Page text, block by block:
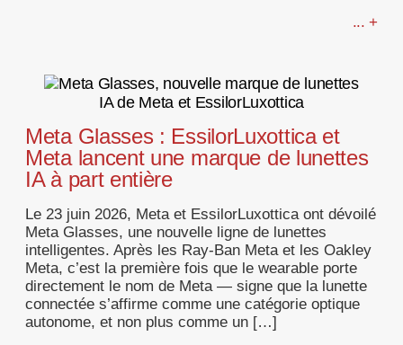
... +
Meta Glasses : EssilorLuxottica et
Meta lancent une marque de lunettes
IA à part entière
Le 23 juin 2026, Meta et EssilorLuxottica ont dévoilé
Meta Glasses, une nouvelle ligne de lunettes
intelligentes. Après les Ray-Ban Meta et les Oakley
Meta, c’est la première fois que le wearable porte
directement le nom de Meta — signe que la lunette
connectée s’affirme comme une catégorie optique
autonome, et non plus comme un […]